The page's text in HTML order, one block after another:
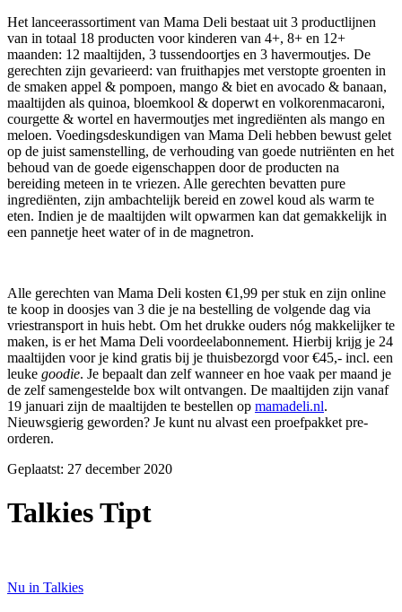
Het lanceerassortiment van Mama Deli bestaat uit 3 productlijnen
van in totaal 18 producten voor kinderen van 4+, 8+ en 12+
maanden: 12 maaltijden, 3 tussendoortjes en 3 havermoutjes. De
gerechten zijn gevarieerd: van fruithapjes met verstopte groenten in
de smaken appel & pompoen, mango & biet en avocado & banaan,
maaltijden als quinoa, bloemkool & doperwt en volkorenmacaroni,
courgette & wortel en havermoutjes met ingrediënten als mango en
meloen. Voedingsdeskundigen van Mama Deli hebben bewust gelet
op de juist samenstelling, de verhouding van goede nutriënten en het
behoud van de goede eigenschappen door de producten na
bereiding meteen in te vriezen. Alle gerechten bevatten pure
ingrediënten, zijn ambachtelijk bereid en zowel koud als warm te
eten. Indien je de maaltijden wilt opwarmen kan dat gemakkelijk in
een pannetje heet water of in de magnetron.
Alle gerechten van Mama Deli kosten €1,99 per stuk en zijn online
te koop in doosjes van 3 die je na bestelling de volgende dag via
vriestransport in huis hebt. Om het drukke ouders nóg makkelijker te
maken, is er het Mama Deli voordeelabonnement. Hierbij krijg je 24
maaltijden voor je kind gratis bij je thuisbezorgd voor €45,- incl. een
leuke goodie. Je bepaalt dan zelf wanneer en hoe vaak per maand je
de zelf samengestelde box wilt ontvangen. De maaltijden zijn vanaf
19 januari zijn de maaltijden te bestellen op mamadeli.nl.
Nieuwsgierig geworden? Je kunt nu alvast een proefpakket pre-
orderen.
Geplaatst: 27 december 2020
Talkies Tipt
Nu in Talkies